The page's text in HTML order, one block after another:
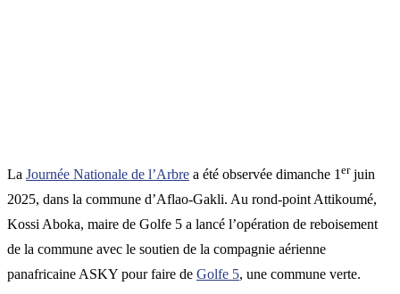
La Journée Nationale de l’Arbre a été observée dimanche 1 erjuin
2025, dans la commune d’Aflao-Gakli. Au rond-point Attikoumé,
Kossi Aboka, maire de Golfe 5 a lancé l’opération de reboisement
de la commune avec le soutien de la compagnie aérienne
panafricaine ASKY pour faire de Golfe 5, une commune verte.